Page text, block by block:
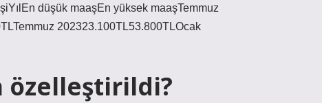
düşük maaşEn yüksek maaşTemmuz
202323.100TL53.800TLOcak
özelleştirildi?